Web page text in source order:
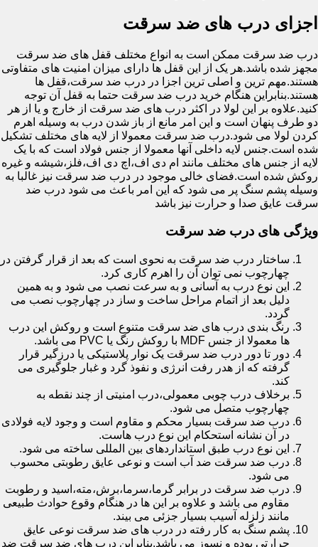
اجزای درب های ضد سرقت
درب ضد سرقت ممکن است به انواع مختلف قفل های ضد سرقت
مجهز شده باشد.هر یک از این قفل ها دارای میزان امنیت های متفاوتی
هستند.مهم ترین و اصلی ترین اجزا در درب ضد سرقت،قفل ها
هستند.بنابراین هنگام خرید درب ضد سرقت حتما به قفل آن توجه
کنید.علاوه بر این لولا در اکثر درب های ضد سرقت از خارج و یا از هر
دو طرف پنهان است و این امر مانع از باز شدن درب به وسیله اهرم
کردن لولا می شود.درب ضد سرقت معمولا از لایه های مختلف تشکیل
شده است.جنس لایه داخلی آنها معمولا از جنس فولاد است که با یک
لایه از جنس های مختلف مانند ام دی اف،اچ دی اف،فلز،شیشه و غیره
روکش شده است.فضای خالی موجود در درب ضد سرقت نیز غالبا به
وسیله پشم سنگ پر می شود که این امر باعث می شود درب ضد
سرقت عایق صدا و حرارت نیز باشد
ویژگی های درب ضد سرقت
ساختار درب ضد سرقت به نحوی است که بعد از قرار گرفتن در
چهارچوب نمی توان آن را اهرم کاری کرد.
این نوع درب به آسانی و به سرعت نصب می شود و به همین
دلیل بعد از اتمام مراحل ساخت و ساز در چهارچوب نصب می
گردد.
رنگ بندی درب های ضد سرقت متنوع است و روکش این درب
ها معمولا از جنس MDF با روکش رنگ یا PVC می باشد.
دور تا دور درب ضد سرقت یک نوار پلاستیکی یا درزگیر قرار
گرفته که از هدر رفت انرژی و نفوذ گرد و غبار جلوگیری می
کند.
برخلاف درب چوبی معمولی،درب امنیتی از چند نقطه به
چهارچوب متصل می شود.
درب ضد سرقت بسیار محکم و مقاوم است و وجود لایه فولادی
در آن نشانه استحکام این نوع درب هاست.
این نوع درب طبق استانداردهای بین المللی ساخته می شود.
درب ضد سرقت ضد آب است و نوعی عایق رطوبتی محسوب
می شود.
درب ضد سرقت در برابر گرما،سرما،برش،مته،اسید و رطوبت
مقاوم می باشد و علاوه بر این ها در هنگام وقوع حوادث طبیعی
مانند زلزله آسیب بسیار جزئی می بیند.
پشم سنگ به کار رفته در درب های ضد سرقت نوعی عایق
حرارتی بوده و نسوز می باشد.بنابراین درب های ضد سرقت ضد